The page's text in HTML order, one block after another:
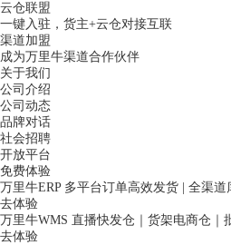
云仓联盟
一键入驻，货主+云仓对接互联
渠道加盟
成为万里牛渠道合作伙伴
关于我们
公司介绍
公司动态
品牌对话
社会招聘
开放平台
免费体验
万里牛ERP 多平台订单高效发货 | 全渠
去体验
万里牛WMS 直播快发仓｜货架电商仓｜
去体验